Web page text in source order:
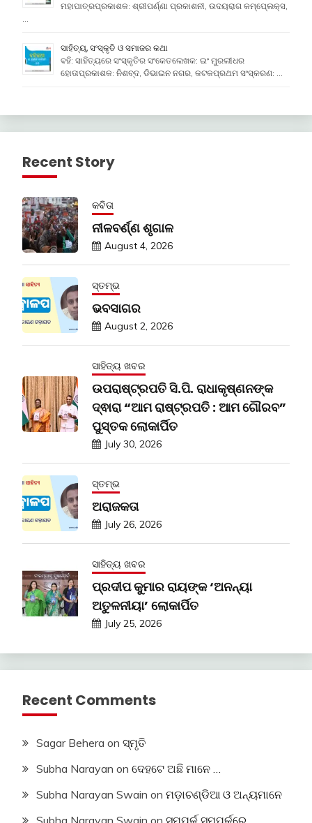
ମହାପାତ୍ରପ୍ରକାଶକ: ଶ୍ରୀପର୍ଣ୍ଣା ପ୍ରକାଶନୀ, ଉଦୟରାଗ କମ୍ପେ୍ଲକ୍ସ,
…
ସାହିତ୍ୟ, ସଂସ୍କୃତି ଓ ସମାଜର କଥା
ବହି: ସାହିତ୍ୟରେ ସଂସ୍କୃତିର ସଂକେତଲେଖକ: ଇଂ ମୁରଲୀଧର
ହୋତାପ୍ରକାଶକ: ନିଶବ୍ଦ, ଡିଭାଇନ ନଗର, କଟକପ୍ରଥମ ସଂସ୍କରଣ: …
Recent Story
କବିତା
ନୀଳବର୍ଣ୍ଣ ଶୃଗାଳ
August 4, 2026
ସ୍ତମ୍ଭ
ଭବସାଗର
August 2, 2026
ସାହିତ୍ୟ ଖବର
ଉପରାଷ୍ଟ୍ରପତି ସି.ପି. ରାଧାକୃଷ୍ଣନଙ୍କ
ଦ୍ଵାରା “ଆମ ରାଷ୍ଟ୍ରପତି : ଆମ ଗୌରବ”
ପୁସ୍ତକ ଲୋକାର୍ପିତ
July 30, 2026
ସ୍ତମ୍ଭ
ଅରାଜକତା
July 26, 2026
ସାହିତ୍ୟ ଖବର
ପ୍ରଦୀପ କୁମାର ରାୟଙ୍କ ‘ଅନନ୍ୟା
ଅତୁଳନୀୟା’ ଲୋକାର୍ପିତ
July 25, 2026
Recent Comments
Sagar Behera on ସ୍ମୃତି
Subha Narayan on ଦେହଟେ ଅଛି ମାନେ …
Subha Narayan Swain on ମଡ଼ାଚଣ୍ଡିଆ ଓ ଅନ୍ୟମାନେ
Subha Narayan Swain on ସମ୍ପର୍କ ସମ୍ପର୍କରେ